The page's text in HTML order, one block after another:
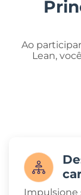
Ao
Lean,
Impulsione